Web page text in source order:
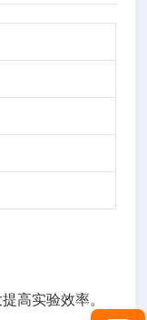
高实验效率。